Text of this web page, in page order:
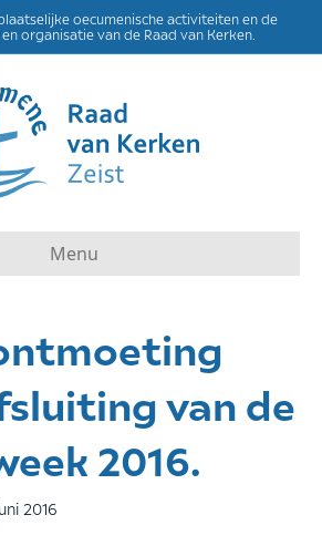
oecumenische activiteiten en de
organisatie van de Raad van Kerken.
Menu
van de
2016.
2016